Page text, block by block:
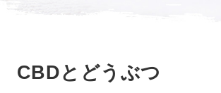
CBDとどうぶつ